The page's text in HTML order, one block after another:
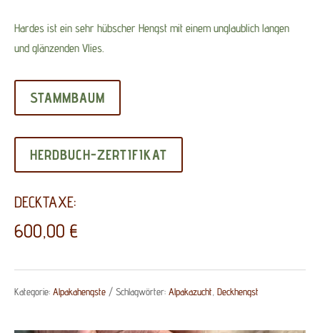
Hardes ist ein sehr hübscher Hengst mit einem unglaublich langen
und glänzenden Vlies.
STAMMBAUM
HERDBUCH-ZERTIFIKAT
DECKTAXE:
600,00 €
Kategorie: Alpakahengste Schlagwörter: Alpakazucht, Deckhengst